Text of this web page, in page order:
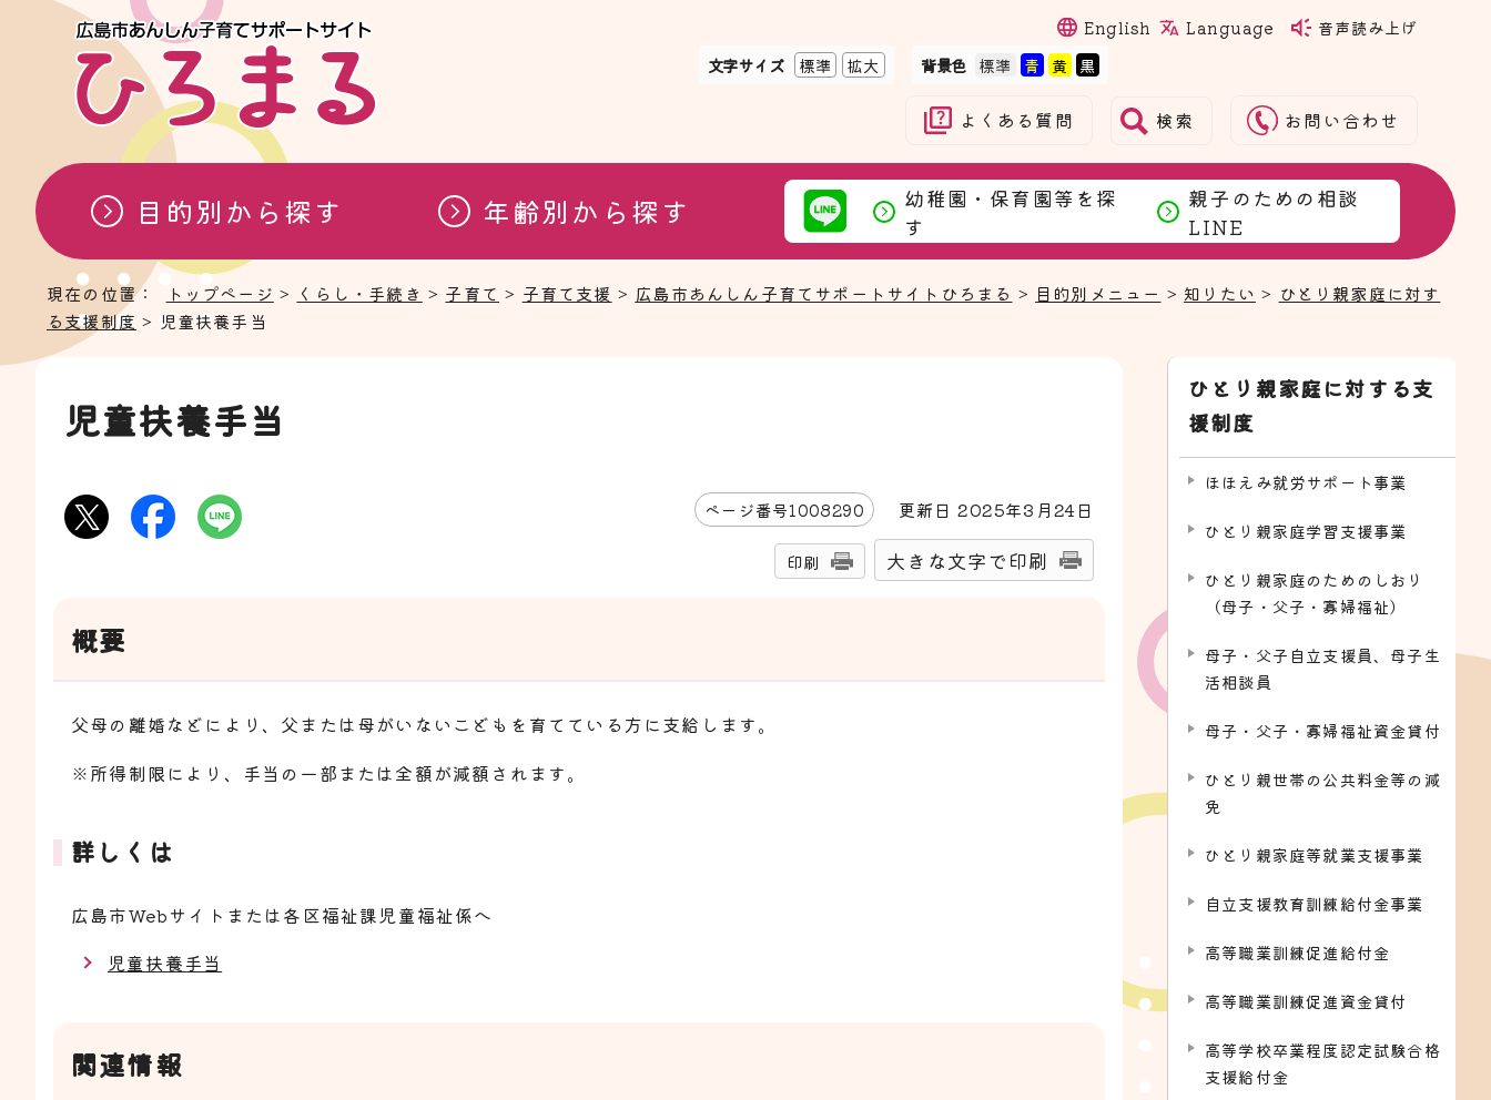
English Language
音声読み上げ
文字サイズ
標準 拡大 背景色
よくある質問 検索 お問い合わせ
目的別から探す 年齢別から探す
幼稚園・保育園等を探
す
親子のための相談
LINE
現在の位置： トップページ > くらし・手続き > 子育て > 子育て支援 > 広島市あんしん子育てサポートサイトひろまる > 目的別メニュー > 知りたい > ひとり親家庭に対す
る支援制度 > 児童扶養手当
児童扶養手当
ページ番号1008290 更新日2025年3月24日
印刷 大きな文字で印刷
概要
父母の離婚などにより、父または母がいないこどもを育てている方に支給します。
※所得制限により、手当の一部または全額が減額されます。
詳しくは
広島市Webサイトまたは各区福祉課児童福祉係へ
児童扶養手当
関連情報
ひとり親家庭に対する支
援制度
ほほえみ就労サポート事業
ひとり親家庭学習支援事業
ひとり親家庭のためのしおり
（母子・父子・寡婦福祉）
母子・父子自立支援員、母子生
活相談員
母子・父子・寡婦福祉資金貸付
ひとり親世帯の公共料金等の減
免
ひとり親家庭等就業支援事業
自立支援教育訓練給付金事業
高等職業訓練促進給付金
高等職業訓練促進資金貸付
高等学校卒業程度認定試験合格
支援給付金